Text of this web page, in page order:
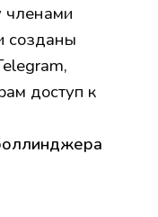
созданы
доступ к